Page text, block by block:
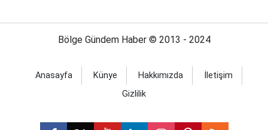
Bölge Gündem Haber © 2013 - 2024
Anasayfa Künye Hakkımızda
İletişim
Gizlilik